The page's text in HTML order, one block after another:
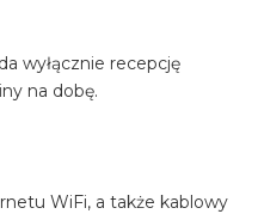
wyłącznie recepcję
na dobę.
WiFi, a także kablowy